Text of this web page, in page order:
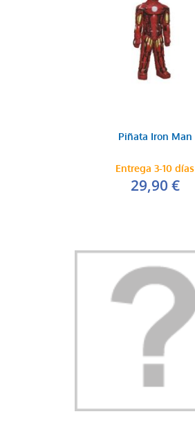
Piñata Iron Man
Entrega 3-10 días
29,90 €